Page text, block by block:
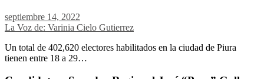
septiembre 14, 2022
La Voz de: Varinia Cielo Gutierrez
Un total de 402,620 electores habilitados en la ciudad de Piura
tienen entre 18 a 29…